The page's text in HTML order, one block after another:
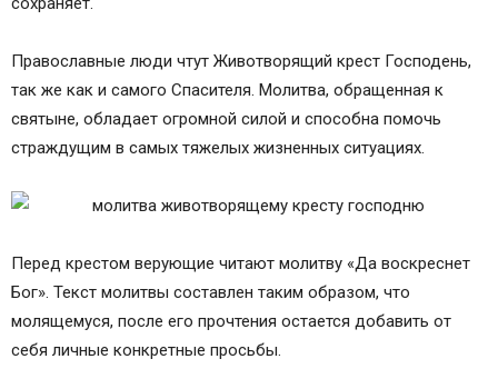
Православные люди чтут Животворящий крест Господень,
так же как и самого Спасителя. Молитва, обращенная к
святыне, обладает огромной силой и способна помочь
страждущим в самых тяжелых жизненных ситуациях.
Перед крестом верующие читают молитву «Да воскреснет
Бог». Текст молитвы составлен таким образом, что
молящемуся, после его прочтения остается добавить от
себя личные конкретные просьбы.